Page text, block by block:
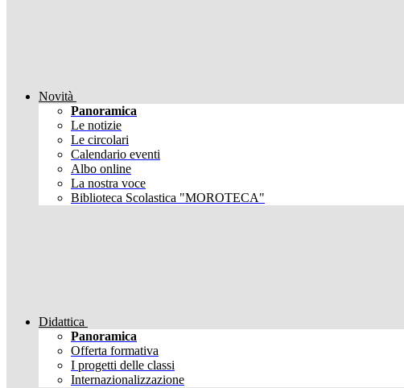
Novità
Panoramica
Le notizie
Le circolari
Calendario eventi
Albo online
La nostra voce
Biblioteca Scolastica "MOROTECA"
Didattica
Panoramica
Offerta formativa
I progetti delle classi
Internazionalizzazione